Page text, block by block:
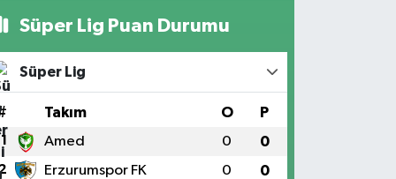
Süper Lig Puan Durumu
Süper Lig
Takım O P
1 Amed 0 0
Erzurumspor FK 0 0